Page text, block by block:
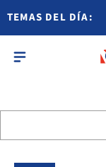
TEMAS DEL DÍA: